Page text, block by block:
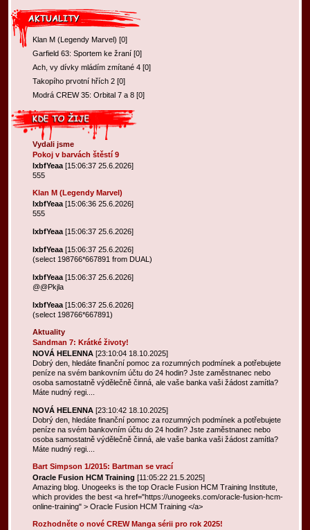
Klan M (Legendy Marvel) [0]
Garfield 63: Sportem ke žraní [0]
Ach, vy dívky mládím zmítané 4 [0]
Takopího prvotní hřích 2 [0]
Modrá CREW 35: Orbital 7 a 8 [0]
Vydali jsme
Pokoj v barvách štěstí 9
lxbfYeaa [15:06:37 25.6.2026]
555
Klan M (Legendy Marvel)
lxbfYeaa [15:06:36 25.6.2026]
555
lxbfYeaa [15:06:37 25.6.2026]
lxbfYeaa [15:06:37 25.6.2026]
(select 198766*667891 from DUAL)
lxbfYeaa [15:06:37 25.6.2026]
@@Pkjla
lxbfYeaa [15:06:37 25.6.2026]
(select 198766*667891)
Aktuality
Sandman 7: Krátké životy!
NOVÁ HELENΝΑ [23:10:04 18.10.2025]
Dobrý den, hledáte finanční pomoc za rozumných podmínek a potřebujete
peníze na svém bankovním účtu do 24 hodin? Jste zaměstnanec nebo
osoba samostatně výdělečně činná, ale vaše banka vaši žádost zamítla?
Máte nudný regi....
NOVÁ HELENΝΑ [23:10:42 18.10.2025]
Dobrý den, hledáte finanční pomoc za rozumných podmínek a potřebujete
peníze na svém bankovním účtu do 24 hodin? Jste zaměstnanec nebo
osoba samostatně výdělečně činná, ale vaše banka vaši žádost zamítla?
Máte nudný regi....
Bart Simpson 1/2015: Bartman se vrací
Oracle Fusion HCM Training [11:05:22 21.5.2025]
Amazing blog. Unogeeks is the top Oracle Fusion HCM Training Institute,
which provides the best <a href="https://unogeeks.com/oracle-fusion-hcm-
online-training" > Oracle Fusion HCM Training </a>
Rozhodněte o nové CREW Manga sérii pro rok 2025!